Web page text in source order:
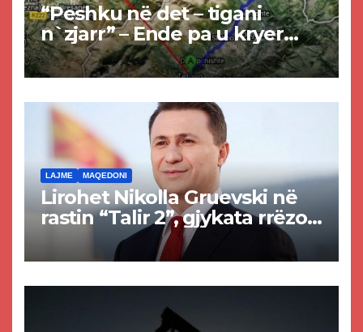
“Peshku në det – tigani
n`zjarr” – Ende pa u kryer
projekti i tunelit, komuna e
Tetovës nis punimet për
LAJME MAQEDONI
Lirohet Nikolla Gruevski në
rastin “Talir 2”, gjykata rrëzon
akuzat për ndërtimin e
paligjshëm të selisë së